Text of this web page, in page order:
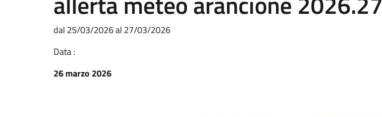
dal 25/03/2026 al 27/03/2026
Data :
26 marzo 2026